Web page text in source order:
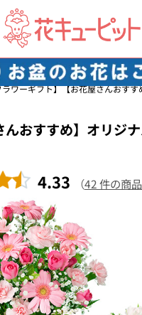
誕生日に贈る花・花束・アレンジ
ワーギフト】【お花屋さんおす
んおすすめ】オリジ
4.33 （42 件の商